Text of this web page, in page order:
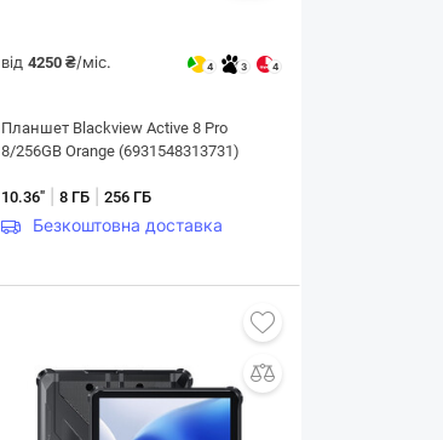
від4250 ₴/міс. 4 3 4
Планшет Blackview Active 8 Pro
8/256GB Orange (6931548313731)
10.36" |8 ГБ |256 ГБ
Безкоштовна доставка